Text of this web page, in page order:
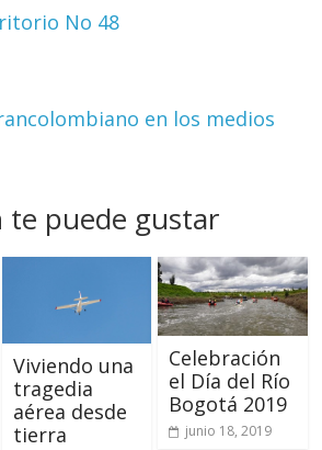
No 48
en los medios
te puede gustar
Viviendo una
tragedia
aérea desde
tierra
Celebración
el Día del Río
Bogotá 2019
junio 18, 2019